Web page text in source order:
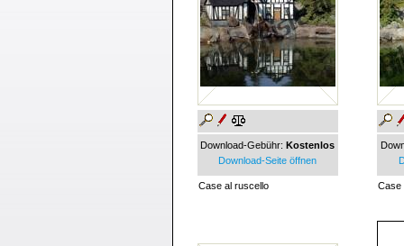
Download-Gebühr: Kostenlos
Download-Seite öffnen
Case al ruscello Case